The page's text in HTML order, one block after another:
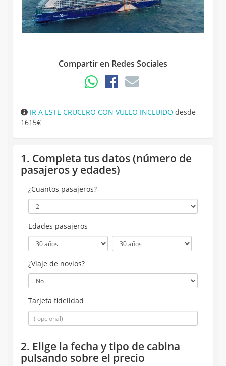
Compartir en Redes Sociales
IR A ESTE CRUCERO CON VUELO INCLUIDO desde
1615€
1. Completa tus datos (número de
pasajeros y edades)
¿Cuantos pasajeros?
Edades pasajeros
¿Viaje de novios?
Tarjeta fidelidad
2. Elige la fecha y tipo de cabina
pulsando sobre el precio